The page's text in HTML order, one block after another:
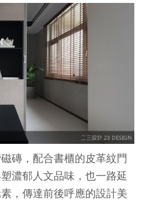
磚，配合書櫃的皮革紋門
濃郁人文品味，也一路延
，傳達前後呼應的設計美